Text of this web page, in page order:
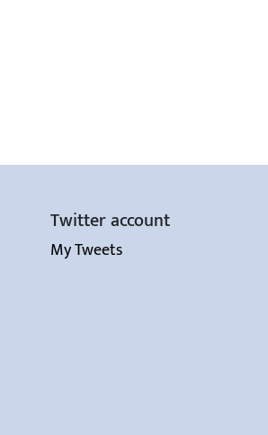
Twitter account
My Tweets